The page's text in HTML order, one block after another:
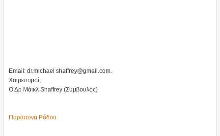
Email: dr.michael shaffrey@gmail.com.
Χαιρετισμοί,
Ο Δρ Μάικλ Shaffrey (Σύμβουλος)
Παράπονα Ρόδου